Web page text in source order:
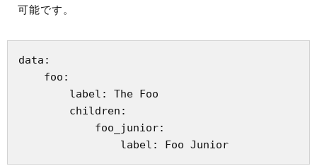
可能です。
data:
    foo:
        label: The Foo
        children:
            foo_junior: